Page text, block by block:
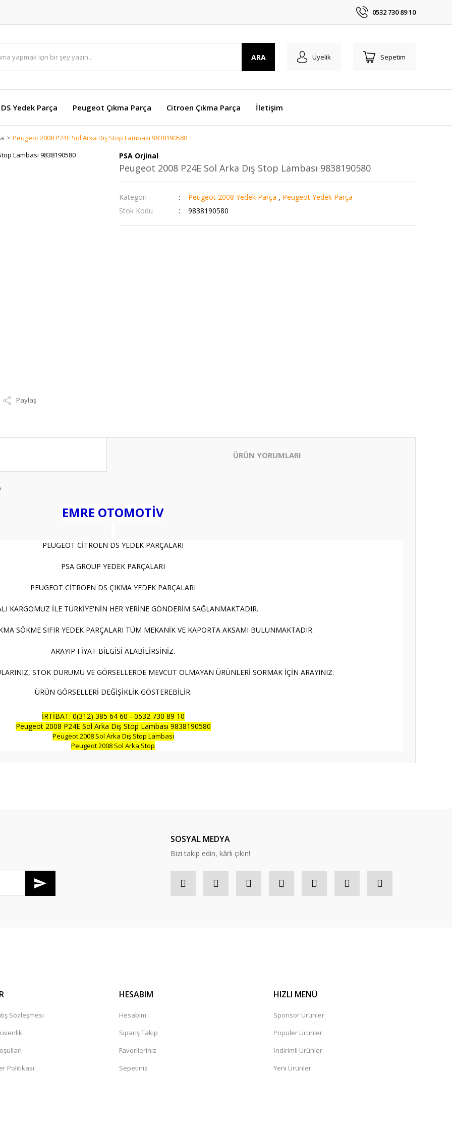
0532 730 89 10
ARA Üyelik Sepetim
DS Yedek Parça Peugeot Çıkma Parça Citroen Çıkma Parça İletişim
Peugeot 2008 P24E Sol Arka Dış Stop Lambası 9838190580
Paylaş
PSA Orjinal
Peugeot 2008 P24E Sol Arka Dış Stop Lambası 9838190580
Kategori Peugeot 2008 Yedek Parça , Peugeot Yedek Parça
Stok Kodu
9838190580
ÜRÜN YORUMLARI
EMRE OTOMOTİV
PEUGEOT CİTROEN DS YEDEK PARÇALARI
PSA GROUP YEDEK PARÇALARI
PEUGEOT CİTROEN DS ÇIKMA YEDEK PARÇALARI
KARGOMUZ İLE TÜRKİYE'NİN HER YERİNE GÖNDERİM SAĞLANMAKTADIR.
SÖKME SIFIR YEDEK PARÇALARI TÜM MEKANİK VE KAPORTA AKSAMI BULUNMAKTADIR.
ARAYIP FİYAT BİLGİSİ ALABİLİRSİNİZ.
STOK DURUMU VE GÖRSELLERDE MEVCUT OLMAYAN ÜRÜNLERİ SORMAK İÇİN ARAYINIZ.
ÜRÜN GÖRSELLERİ DEĞİŞİKLİK GÖSTEREBİLİR.
İRTİBAT: 0(312) 385 64 60 - 0532 730 89 10
Peugeot 2008 P24E Sol Arka Dış Stop Lambası 9838190580
Peugeot 2008 Sol Arka Dış Stop Lambası
Peugeot 2008 Sol Arka Stop
SOSYAL MEDYA
Bizi takip edin, kârlı çıkın!
Sözleşmesi
Politikası
HESABIM
Hesabım
Sipariş Takip
Favorileriniz
Sepetiniz
HIZLI MENÜ
Sponsor Ürünler
Popüler Ürünler
İndirimli Ürünler
Yeni Ürünler